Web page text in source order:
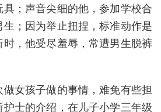
；声音尖细的他，参加学校合
；因为举止扭捏，标准动作是
，他受尽羞辱，常遭男生脱裤
女孩子做的事情，难免有些担
士的介绍，在儿子小学三年级